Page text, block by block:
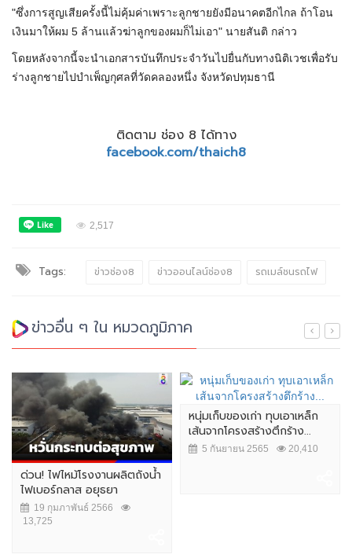
"ซึ่งการสูญเสียครั้งนี้ไม่คุ้มค่าเพราะลูกชายยังมีอนาคตอีกไกล ถ้าโอน
เงินมาให้ผม 5 ล้านแล้วฆ่าลูกของผมก็ไม่เอา" นายสันติ กล่าว
โดยหลังจากนี้จะนำเอกสารบันทึกประจำวันไปยื่นกับทางนิติเวชเพื่อรับ
ร่างลูกชายไปบำเพ็ญกุศลที่วัดคลองหนึ่ง จังหวัดปทุมธานี
ติดตาม ช่อง 8 ได้ทาง
facebook.com/thaich8
2,517
Tags: ข่าวช่อง8 ข่าวออนไลน์ช่อง8 รถเมล์ชนรถไฟ
ข่าวอื่น ๆ ใน หมวดภูมิภาค
ด่วน! ไฟไหม้โรงงานผลิตถังน้ำ
ไฟเบอร์กลาส อยุธยา
19 กุมภาพันธ์ 2566
13,725
หนุ่มเก็บของเก่า ทุบเอาเหล็ก
เส้นจากโครงสร้างตึกร้าง...
5 กันยายน 2565 20,410